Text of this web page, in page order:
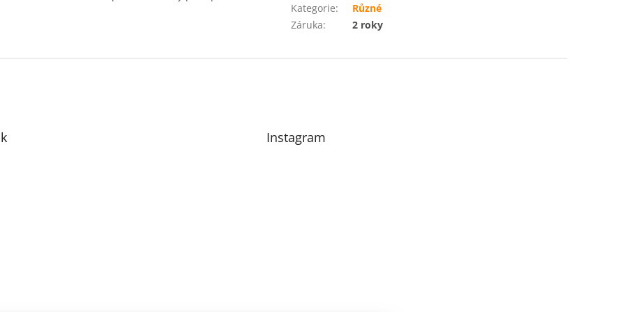
Kategorie:
Různé
Záruka: 2 roky
Instagram